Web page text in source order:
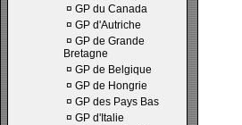
¤ GP du Canada
¤ GP d'Autriche
¤ GP de Grande
Bretagne
¤ GP de Belgique
¤ GP de Hongrie
¤ GP des Pays Bas
¤ GP d'Italie